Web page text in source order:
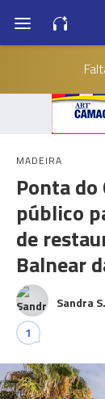
MADEIRA
Ponta
público
de
Balnear
Sandra
1